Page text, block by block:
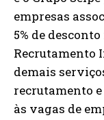
empresas
5% de
Recrutamento
demais
recrutamento
às vagas de